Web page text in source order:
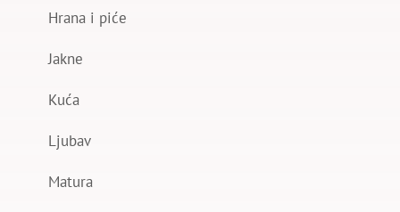
Hrana i piće
Jakne
Kuća
Ljubav
Matura